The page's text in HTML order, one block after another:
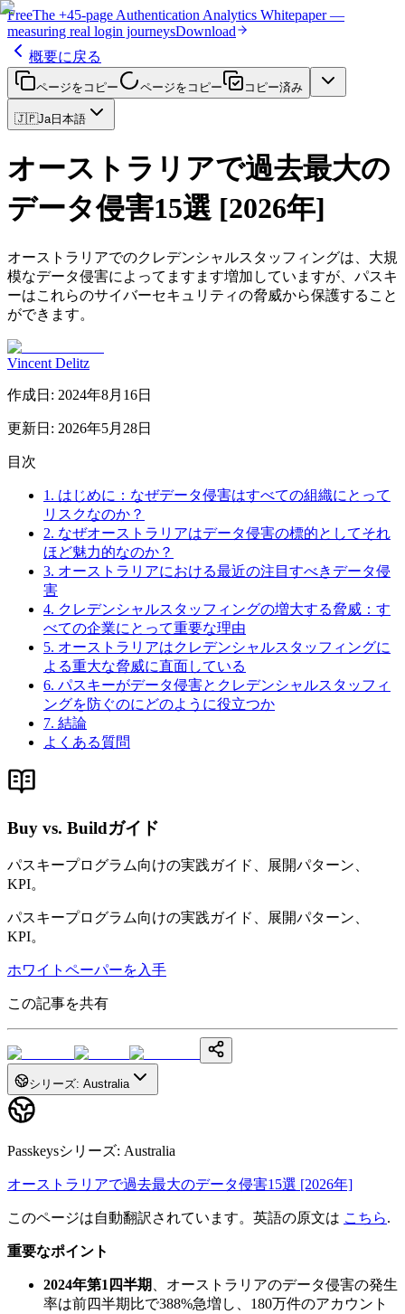
FreeThe +45-page Authentication Analytics Whitepaper —
measuring real login journeysDownload
概要に戻る
ページをコピー ページをコピー コピー済み
🇯🇵Ja日本語
オーストラリアで過去最大の
データ侵害15選 [2026年]
オーストラリアでのクレデンシャルスタッフィングは、大規
模なデータ侵害によってますます増加していますが、パスキ
ーはこれらのサイバーセキュリティの脅威から保護すること
ができます。
Vincent Delitz
作成日 : 2024年8月16日
更新日 : 2026年5月28日
目次
1. はじめに：なぜデータ侵害はすべての組織にとって
リスクなのか？
2. なぜオーストラリアはデータ侵害の標的としてそれ
ほど魅力的なのか？
3. オーストラリアにおける最近の注目すべきデータ侵
害
4. クレデンシャルスタッフィングの増大する脅威：す
べての企業にとって重要な理由
5. オーストラリアはクレデンシャルスタッフィングに
よる重大な脅威に直面している
6. パスキーがデータ侵害とクレデンシャルスタッフィ
ングを防ぐのにどのように役立つか
7. 結論
よくある質問
Buy vs. Buildガイド
パスキープログラム向けの実践ガイド、展開パターン、
KPI。
パスキープログラム向けの実践ガイド、展開パターン、
KPI。
ホワイトペーパーを入手
この記事を共有
シリーズ: Australia
Passkeysシリーズ: Australia
オーストラリアで過去最大のデータ侵害15選 [2026年]
このページは自動翻訳されています。英語の原文は こちら.
重要なポイント
2024年第1四半期
、オーストラリアのデータ侵害の発生
率は前四半期比で388%急増し、180万件のアカウント